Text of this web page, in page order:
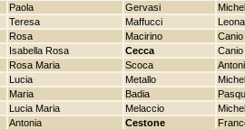
Paola Gervasi
Teresa Maffucci
Rosa Macirino Canio
Isabella Rosa Cecca Canio
Rosa Maria Scoca
Lucia Metallo
Maria Badia
Lucia Maria Melaccio
Antonia Cestone